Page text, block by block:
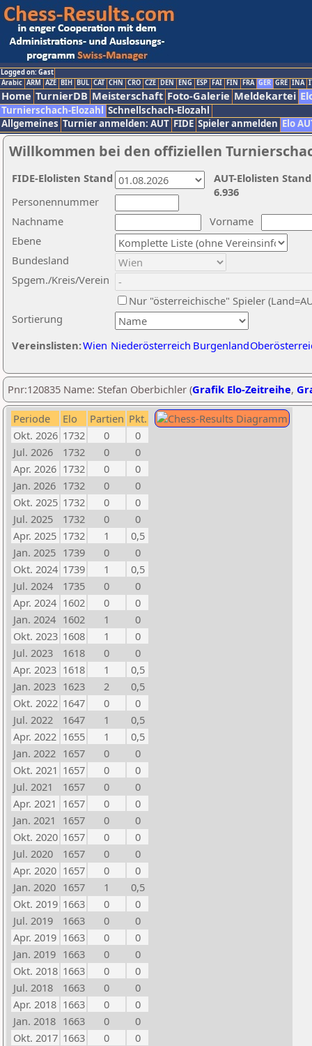
Logged on: Gast
Arabic ARM AZE BIH BUL CAT CHN CRO CZE DEN ENG ESP FAI FIN FRA GER GRE INA
Home TurnierDB Meisterschaft Foto-Galerie Meldekartei
Turnierschach-Elozahl Schnellschach-Elozahl
Allgemeines Turnier anmelden: AUT FIDE Spieler anmelden Elo
Willkommen bei den offiziellen
Nachname
Vorname
Ebene
Sortierung
Personennummer
Bundesland
Spgem./Kreis/Verein
Nur "österreichische" Spieler
Vereinslisten:Wien Niederösterreich Burgenland
AUT-Elolisten
6.936
FIDE-Elolisten Stand
Pnr:120835 Name: Stefan Oberbichler (Grafik Elo-Zeitreihe,
Periode Elo Partien Pkt.
Okt. 2026 1732 0
0
Jul. 2026
1732 0
0
Apr. 2026 1732 0
0
Jan. 2026 1732 0
0
Okt. 2025 1732 0
0
Jul. 2025
1732 0
0
Apr. 2025 1732 1
0,5
Jan. 2025 1739 0
0
Okt. 2024 1739 1
0,5
Jul. 2024
1735 0
0
Apr. 2024 1602 0
0
Jan. 2024 1602 1
0
Okt. 2023 1608 1
0
Jul. 2023
1618 0
0
Apr. 2023 1618 1
0,5
Jan. 2023 1623 2
0,5
Okt. 2022 1647 0
0
Jul. 2022
1647 1
0,5
Apr. 2022 1655 1
0,5
Jan. 2022 1657 0
0
Okt. 2021 1657 0
0
Jul. 2021
1657 0
0
Apr. 2021 1657 0
0
Jan. 2021
1657 0
0
Okt. 2020 1657 0
0
Jul. 2020
1657 0
0
Apr. 2020 1657 0
0
Jan. 2020 1657 1
0,5
Okt. 2019 1663 0
0
Jul. 2019
1663 0
0
Apr. 2019 1663 0
0
Jan. 2019 1663 0
0
Okt. 2018 1663 0
0
Jul. 2018
1663 0
0
Apr. 2018 1663 0
0
Jan. 2018 1663 0
0
Okt. 2017 1663 0
0